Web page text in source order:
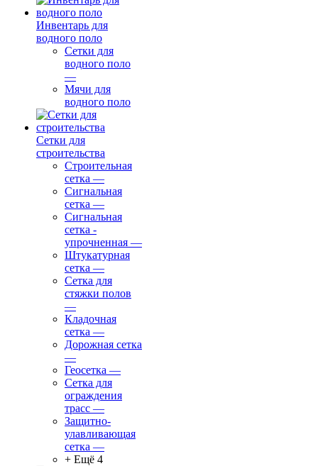
Инвентарь для
водного поло
Сетки для
водного поло
—
Мячи для
водного поло
Сетки для
строительства
Строительная
сетка —
Сигнальная
сетка —
Сигнальная
сетка -
упрочненная —
Штукатурная
сетка —
Сетка для
стяжки полов
—
Кладочная
сетка —
Дорожная сетка
—
Геосетка —
Сетка для
ограждения
трасс —
Защитно-
улавливающая
сетка —
+ Ещё 4